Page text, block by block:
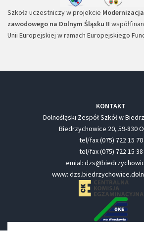
Szkoła uczestniczy w projekcie
zawodowego na Dolnym Śląsku II
Unii Europejskiej w ramach Europejskiego
KONTAKT
Dolnośląski Zespół Szkół w
Biedrzychowice 20, 59-830
tel/fax (075) 722 15 70
tel/fax (075) 722 15 38
emial:
www: